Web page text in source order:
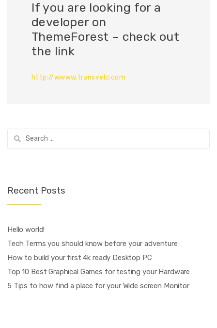
If you are looking for a
developer on
ThemeForest – check out
the link
http://wwww.transvelo.com
for:
Recent Posts
Hello world!
Tech Terms you should know before your adventure
How to build your first 4k ready Desktop PC
Top 10 Best Graphical Games for testing your Hardware
5 Tips to how find a place for your Wide screen Monitor